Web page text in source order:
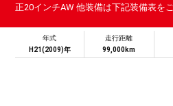
正20インチAW 他装備は下記装備表を
年式
H21(2009)年
走行距離
99,000km